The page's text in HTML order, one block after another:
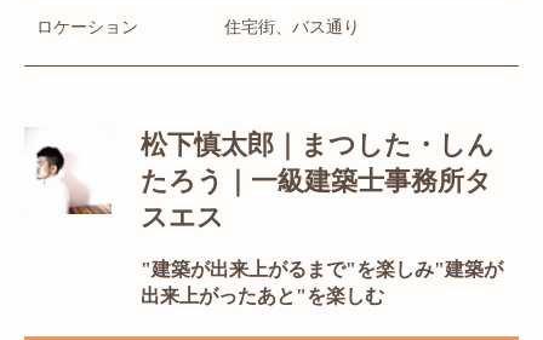
ロケーション 住宅街、バス通り
松下慎太郎｜まつした・しん
たろう｜一級建築士事務所タ
スエス
"建築が出来上がるまで"を楽しみ"建築が
出来上がったあと"を楽しむ